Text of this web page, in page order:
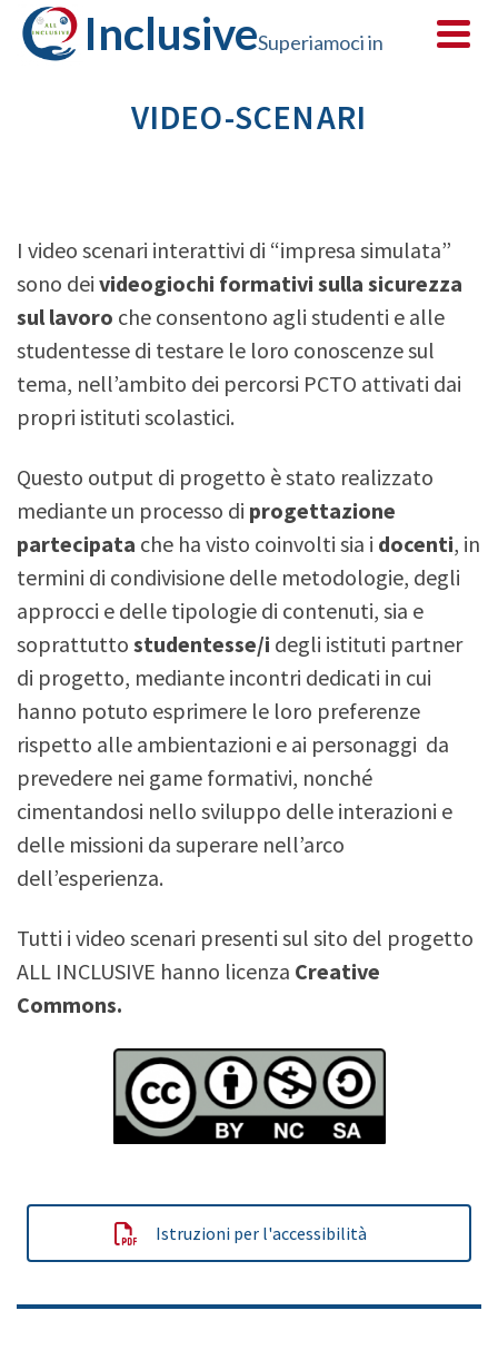
InclusiveSuperiamoci in
sicurezzaVIDEO-SCENARI
I video scenari interattivi di “impresa simulata”
sono dei videogiochi formativi sulla sicurezza
sul lavoro che consentono agli studenti e alle
studentesse di testare le loro conoscenze sul
tema, nell’ambito dei percorsi PCTO attivati dai
propri istituti scolastici.
Questo output di progetto è stato realizzato
mediante un processo di progettazione
partecipata che ha visto coinvolti sia i docenti, in
termini di condivisione delle metodologie, degli
approcci e delle tipologie di contenuti, sia e
soprattutto studentesse/i degli istituti partner
di progetto, mediante incontri dedicati in cui
hanno potuto esprimere le loro preferenze
rispetto alle ambientazioni e ai personaggi da
prevedere nei game formativi, nonché
cimentandosi nello sviluppo delle interazioni e
delle missioni da superare nell’arco
dell’esperienza.
Tutti i video scenari presenti sul sito del progetto
ALL INCLUSIVE hanno licenza Creative
Commons.
Istruzioni per l'accessibilità